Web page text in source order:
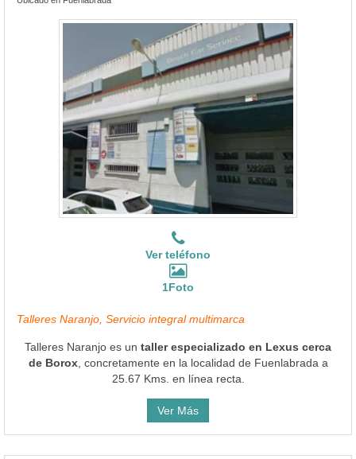
Ver teléfono
1Foto
Talleres Naranjo, Servicio integral multimarca
Talleres Naranjo es un taller especializado en Lexus cerca
de Borox, concretamente en la localidad de Fuenlabrada a
25.67 Kms. en línea recta.
Ver Más